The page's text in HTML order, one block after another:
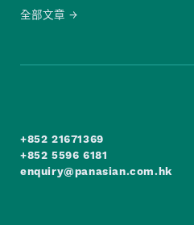
全部文章
+852 21671369
+852 5596 6181
enquiry@panasian.com.hk